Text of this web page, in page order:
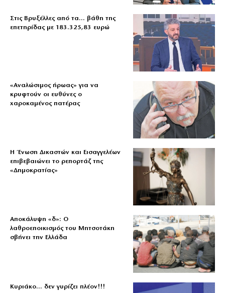
Στις Βρυξέλλες από τα… βάθη της
επετηρίδας με 183.325,83 ευρώ
«Aναλώσιμος ήρωας» για να
κρυφτούν οι ευθύνες ο
χαροκαμένος πατέρας
Η Ένωση Δικαστών και Εισαγγελέων
επιβεβαιώνει το ρεπορτάζ της
«Δημοκρατίας»
Αποκάλυψη «δ»: Ο
λαθροεποικισμός του Μητσοτάκη
σβήνει την Ελλάδα
Κυριάκο… δεν γυρίζει πλέον!!!